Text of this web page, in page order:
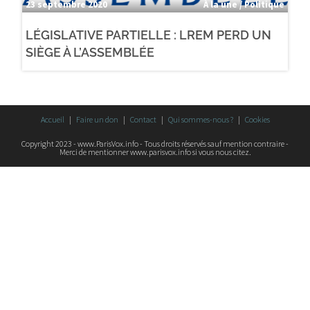
23 septembre 2020 À la une / Politique
LÉGISLATIVE PARTIELLE : LREM PERD UN
SIÈGE À L’ASSEMBLÉE
Accueil Faire un don Contact Qui sommes-nous ? Cookies
Copyright 2023 - www.ParisVox.info - Tous droits réservés sauf mention contraire -
Merci de mentionner www.parisvox.info si vous nous citez.